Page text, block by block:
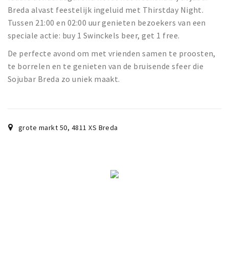
Natuurgebieden
Baroniepoorten
Sport
Privacy
Breda alvast feestelijk ingeluid met Thirstday Night.
Tussen 21:00 en 02:00 uur genieten bezoekers van een
speciale actie: buy 1 Swinckels beer, get 1 free.
De perfecte avond om met vrienden samen te proosten,
te borrelen en te genieten van de bruisende sfeer die
Sojubar Breda zo uniek maakt.
grote markt 50, 4811 XS Breda